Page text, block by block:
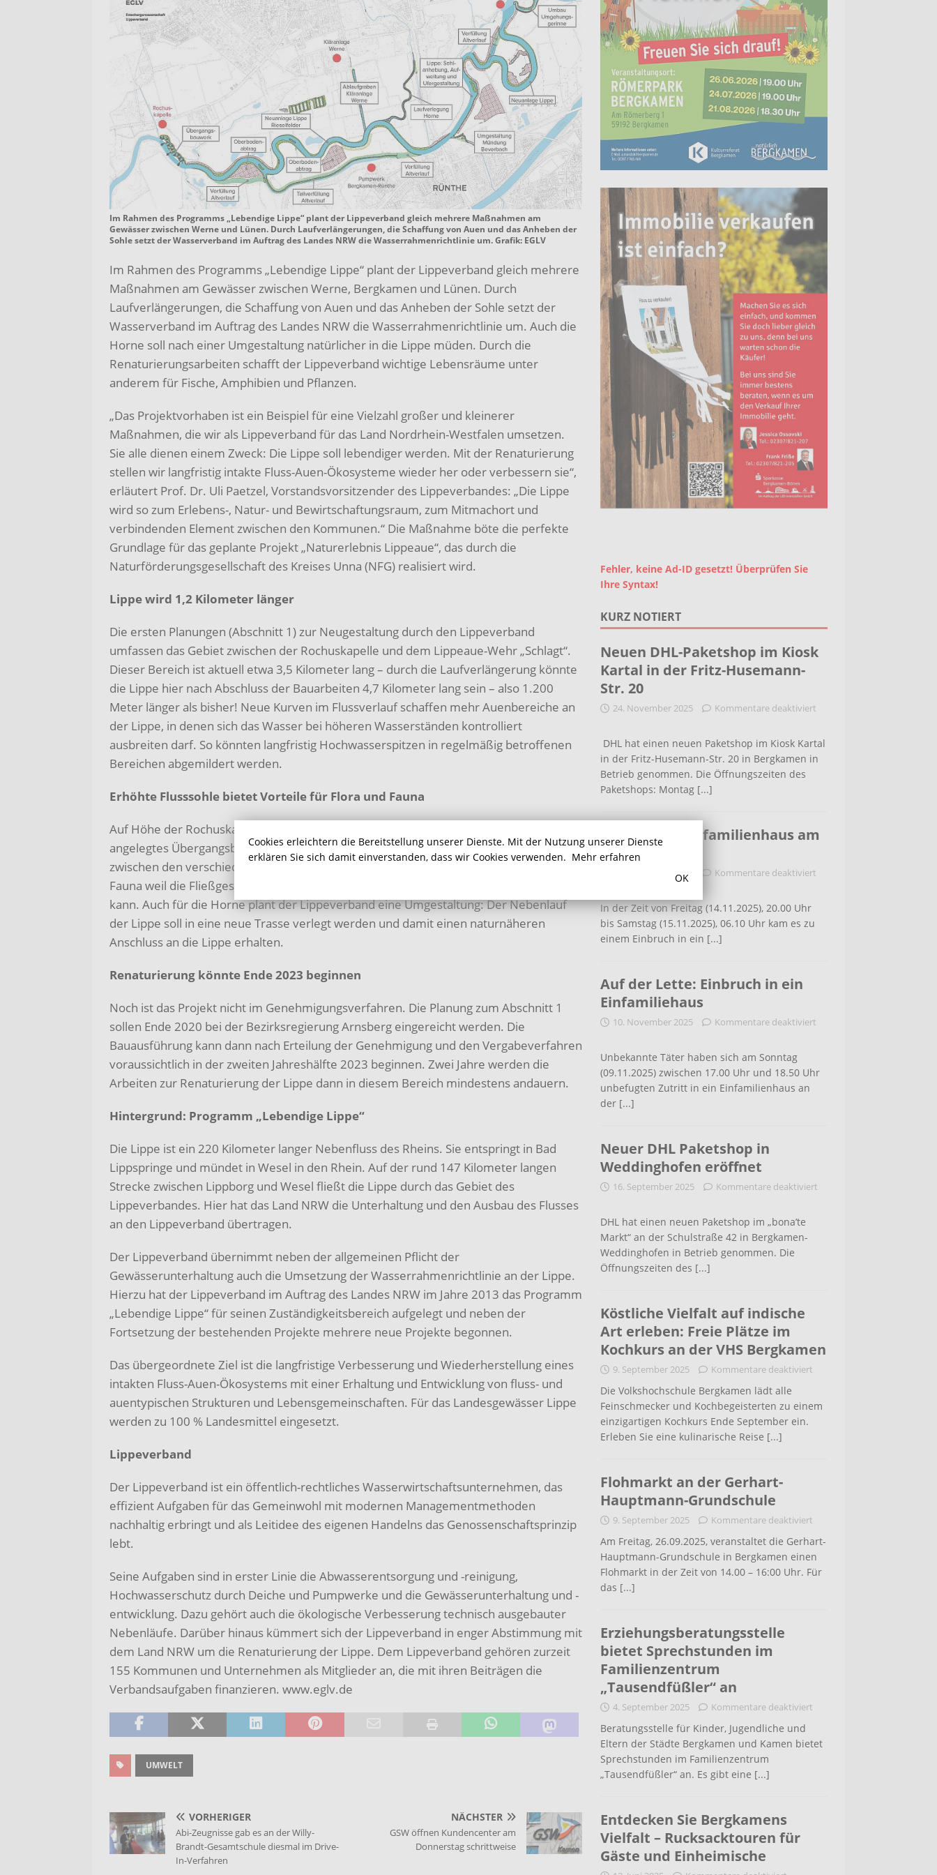
Im Rahmen des Programms „Lebendige Lippe“ plant der Lippeverband gleich mehrere Maßnahmen am
Gewässer zwischen Werne und Lünen. Durch Laufverlängerungen, die Schaffung von Auen und das Anheben der
Sohle setzt der Wasserverband im Auftrag des Landes NRW die Wasserrahmenrichtlinie um. Grafik: EGLV
Im Rahmen des Programms „Lebendige Lippe“ plant der Lippeverband gleich mehrere
Maßnahmen am Gewässer zwischen Werne, Bergkamen und Lünen. Durch
Laufverlängerungen, die Schaffung von Auen und das Anheben der Sohle setzt der
Wasserverband im Auftrag des Landes NRW die Wasserrahmenrichtlinie um. Auch die
Horne soll nach einer Umgestaltung natürlicher in die Lippe müden. Durch die
Renaturierungsarbeiten schafft der Lippeverband wichtige Lebensräume unter
anderem für Fische, Amphibien und Pflanzen.
„Das Projektvorhaben ist ein Beispiel für eine Vielzahl großer und kleinerer
Maßnahmen, die wir als Lippeverband für das Land Nordrhein-Westfalen umsetzen.
Sie alle dienen einem Zweck: Die Lippe soll lebendiger werden. Mit der Renaturierung
stellen wir langfristig intakte Fluss-Auen-Ökosysteme wieder her oder verbessern sie“,
erläutert Prof. Dr. Uli Paetzel, Vorstandsvorsitzender des Lippeverbandes: „Die Lippe
wird so zum Erlebens-, Natur- und Bewirtschaftungsraum, zum Mitmachort und
verbindenden Element zwischen den Kommunen.“ Die Maßnahme böte die perfekte
Grundlage für das geplante Projekt „Naturerlebnis Lippeaue“, das durch die
Naturförderungsgesellschaft des Kreises Unna (NFG) realisiert wird.
Lippe wird 1,2 Kilometer länger
Die ersten Planungen (Abschnitt 1) zur Neugestaltung durch den Lippeverband
umfassen das Gebiet zwischen der Rochuskapelle und dem Lippeaue-Wehr „Schlagt“.
Dieser Bereich ist aktuell etwa 3,5 Kilometer lang – durch die Laufverlängerung könnte
die Lippe hier nach Abschluss der Bauarbeiten 4,7 Kilometer lang sein – also 1.200
Meter länger als bisher! Neue Kurven im Flussverlauf schaffen mehr Auenbereiche an
der Lippe, in denen sich das Wasser bei höheren Wasserständen kontrolliert
ausbreiten darf. So könnten langfristig Hochwasserspitzen in regelmäßig betroffenen
Bereichen abgemildert werden.
Erhöhte Flusssohle bietet Vorteile für Flora und Fauna
Auf Höhe der Rochuskapelle soll die Flusssohle der Lippe angehoben werden. Ein neu
angelegtes Übergangsbauwerk, ähnlicher einer Fischtreppe, wird dann den Übergang
zwischen den verschiedenen Sohlhöhen regeln. Ein großer Vorteil für die Flora und
Fauna weil die Fließgeschwindigkeit so naturnahen Verhältnissen angepasst werden
kann. Auch für die Horne plant der Lippeverband eine Umgestaltung: Der Nebenlauf
der Lippe soll in eine neue Trasse verlegt werden und damit einen naturnäheren
Anschluss an die Lippe erhalten.
Renaturierung könnte Ende 2023 beginnen
Noch ist das Projekt nicht im Genehmigungsverfahren. Die Planung zum Abschnitt 1
sollen Ende 2020 bei der Bezirksregierung Arnsberg eingereicht werden. Die
Bauausführung kann dann nach Erteilung der Genehmigung und den Vergabeverfahren
voraussichtlich in der zweiten Jahreshälfte 2023 beginnen. Zwei Jahre werden die
Arbeiten zur Renaturierung der Lippe dann in diesem Bereich mindestens andauern.
Hintergrund: Programm „Lebendige Lippe“
Die Lippe ist ein 220 Kilometer langer Nebenfluss des Rheins. Sie entspringt in Bad
Lippspringe und mündet in Wesel in den Rhein. Auf der rund 147 Kilometer langen
Strecke zwischen Lippborg und Wesel fließt die Lippe durch das Gebiet des
Lippeverbandes. Hier hat das Land NRW die Unterhaltung und den Ausbau des Flusses
an den Lippeverband übertragen.
Der Lippeverband übernimmt neben der allgemeinen Pflicht der
Gewässerunterhaltung auch die Umsetzung der Wasserrahmenrichtlinie an der Lippe.
Hierzu hat der Lippeverband im Auftrag des Landes NRW im Jahre 2013 das Programm
„Lebendige Lippe“ für seinen Zuständigkeitsbereich aufgelegt und neben der
Fortsetzung der bestehenden Projekte mehrere neue Projekte begonnen.
Das übergeordnete Ziel ist die langfristige Verbesserung und Wiederherstellung eines
intakten Fluss-Auen-Ökosystems mit einer Erhaltung und Entwicklung von fluss- und
auentypischen Strukturen und Lebensgemeinschaften. Für das Landesgewässer Lippe
werden zu 100 % Landesmittel eingesetzt.
Lippeverband
Der Lippeverband ist ein öffentlich-rechtliches Wasserwirtschaftsunternehmen, das
effizient Aufgaben für das Gemeinwohl mit modernen Managementmethoden
nachhaltig erbringt und als Leitidee des eigenen Handelns das Genossenschaftsprinzip
lebt.
Seine Aufgaben sind in erster Linie die Abwasserentsorgung und -reinigung,
Hochwasserschutz durch Deiche und Pumpwerke und die Gewässerunterhaltung und -
entwicklung. Dazu gehört auch die ökologische Verbesserung technisch ausgebauter
Nebenläufe. Darüber hinaus kümmert sich der Lippeverband in enger Abstimmung mit
dem Land NRW um die Renaturierung der Lippe. Dem Lippeverband gehören zurzeit
155 Kommunen und Unternehmen als Mitglieder an, die mit ihren Beiträgen die
Verbandsaufgaben finanzieren. www.eglv.de
UMWELT
VORHERIGER
Abi-Zeugnisse gab es an der Willy-
Brandt-Gesamtschule diesmal im Drive-
In-Verfahren
NÄCHSTER
GSW öffnen Kundencenter am
Donnerstag schrittweise
Fehler, keine Ad-ID gesetzt! Überprüfen Sie
Ihre Syntax!
KURZ NOTIERT
Neuen DHL-Paketshop im Kiosk
Kartal in der Fritz-Husemann-
Str. 20
24. November 2025 Kommentare deaktiviert
DHL hat einen neuen Paketshop im Kiosk Kartal
in der Fritz-Husemann-Str. 20 in Bergkamen in
Betrieb genommen. Die Öffnungszeiten des
Paketshops: Montag [...]
Einbruch in Einfamilienhaus am
Haldenweg
16. November 2025 Kommentare deaktiviert
In der Zeit von Freitag (14.11.2025), 20.00 Uhr
bis Samstag (15.11.2025), 06.10 Uhr kam es zu
einem Einbruch in ein [...]
Auf der Lette: Einbruch in ein
Einfamiliehaus
10. November 2025 Kommentare deaktiviert
Unbekannte Täter haben sich am Sonntag
(09.11.2025) zwischen 17.00 Uhr und 18.50 Uhr
unbefugten Zutritt in ein Einfamilienhaus an
der [...]
Neuer DHL Paketshop in
Weddinghofen eröffnet
16. September 2025 Kommentare deaktiviert
DHL hat einen neuen Paketshop im „bona’te
Markt“ an der Schulstraße 42 in Bergkamen-
Weddinghofen in Betrieb genommen. Die
Öffnungszeiten des [...]
Köstliche Vielfalt auf indische
Art erleben: Freie Plätze im
Kochkurs an der VHS Bergkamen
9. September 2025 Kommentare deaktiviert
Die Volkshochschule Bergkamen lädt alle
Feinschmecker und Kochbegeisterten zu einem
einzigartigen Kochkurs Ende September ein.
Erleben Sie eine kulinarische Reise [...]
Flohmarkt an der Gerhart-
Hauptmann-Grundschule
9. September 2025 Kommentare deaktiviert
Am Freitag, 26.09.2025, veranstaltet die Gerhart-
Hauptmann-Grundschule in Bergkamen einen
Flohmarkt in der Zeit von 14.00 – 16:00 Uhr. Für
das [...]
Erziehungsberatungsstelle
bietet Sprechstunden im
Familienzentrum
„Tausendfüßler“ an
4. September 2025 Kommentare deaktiviert
Beratungsstelle für Kinder, Jugendliche und
Eltern der Städte Bergkamen und Kamen bietet
Sprechstunden im Familienzentrum
„Tausendfüßler“ an. Es gibt eine [...]
Entdecken Sie Bergkamens
Vielfalt – Rucksacktouren für
Gäste und Einheimische
Cookies erleichtern die Bereitstellung unserer Dienste. Mit der Nutzung unserer Dienste
erklären Sie sich damit einverstanden, dass wir Cookies verwenden. Mehr erfahren
OK